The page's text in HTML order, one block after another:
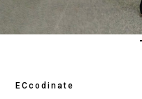
ECcodinate